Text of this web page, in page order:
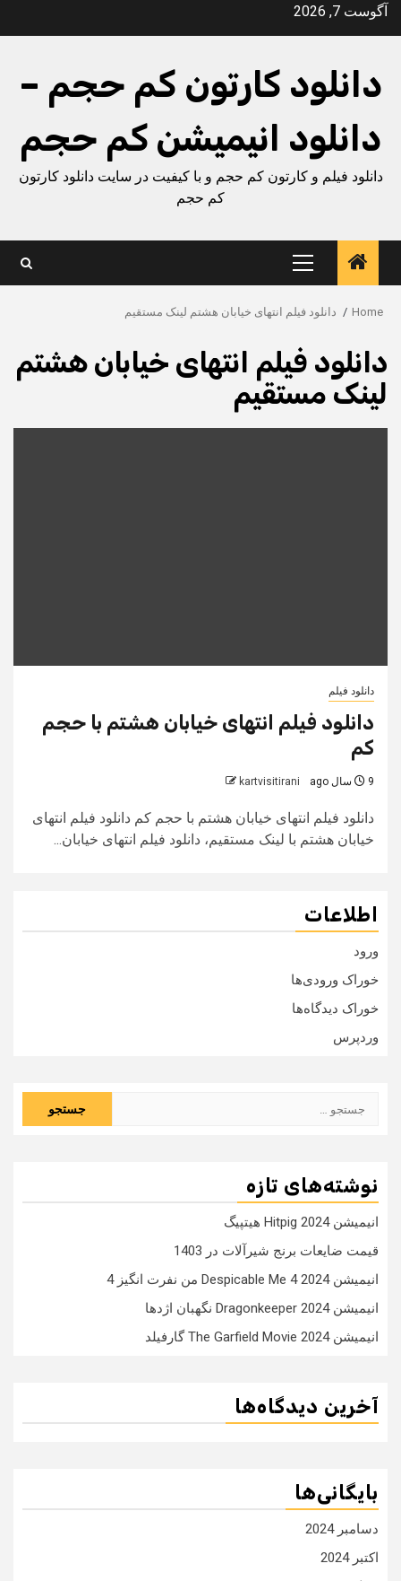
Skipآگوست 7, 2026
دانلود کارتون کم حجم –
دانلود انیمیشن کم حجم
دانلود فیلم و کارتون کم حجم و با کیفیت در سایت دانلود کارتون
کم حجم
Primary
Menu
Home دانلود فیلم انتهای خیابان هشتم لینک مستقیم
دانلود فیلم انتهای خیابان هشتم
لینک مستقیم
دانلود فیلم
دانلود فیلم انتهای خیابان هشتم با حجم
کم
9 سال ago kartvisitirani
دانلود فیلم انتهای خیابان هشتم با حجم کم دانلود فیلم انتهای
خیابان هشتم با لینک مستقیم، دانلود فیلم انتهای خیابان...
اطلاعات
ورود
خوراک ورودی‌ها
خوراک دیدگاه‌ها
وردپرس
نوشته‌های تازه
انیمیشن Hitpig 2024 هیتپیگ
قیمت ضایعات برنج شیرآلات در 1403
انیمیشن Despicable Me 4 2024 من نفرت انگیز 4
انیمیشن Dragonkeeper 2024 نگهبان اژدها
انیمیشن The Garfield Movie 2024 گارفیلد
آخرین دیدگاه‌ها
بایگانی‌ها
دسامبر 2024
اکتبر 2024